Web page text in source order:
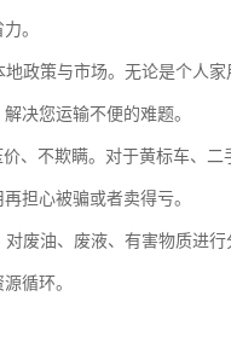
。
政策与市场。无论是个人
决您运输不便的难题。
、不欺瞒。对于黄标车、
担心被骗或者卖得亏。
废油、废液、有害物质进
循环。